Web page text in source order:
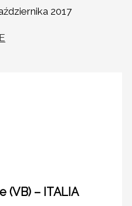
2017
(VB) – ITALIA